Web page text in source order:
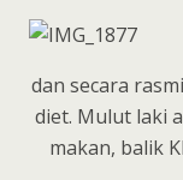
dan secara
diet. Mulut laki
makan, balik